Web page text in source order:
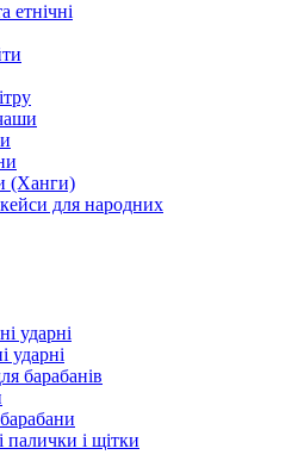
етнічні
(Ханги)
для народних
ударні
ударні
барабанів
палички і щітки